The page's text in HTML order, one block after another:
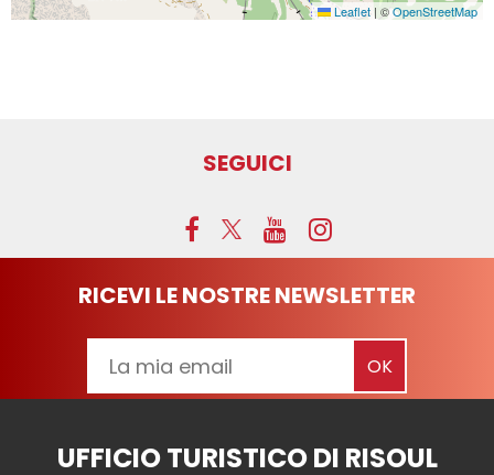
Leaflet | ©OpenStreetMap
SEGUICI
RICEVI LE NOSTRE NEWSLETTER
UFFICIO TURISTICO DI RISOUL